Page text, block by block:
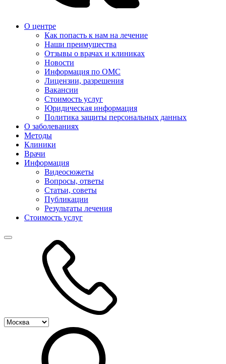
О центре
Как попасть к нам на лечение
Наши преимущества
Отзывы о врачах и клиниках
Новости
Информация по ОМС
Лицензии, разрешения
Вакансии
Стоимость услуг
Юридическая информация
Политика защиты персональных данных
О заболеваниях
Методы
Клиники
Врачи
Информация
Видеосюжеты
Вопросы, ответы
Статьи, советы
Публикации
Результаты лечения
Стоимость услуг